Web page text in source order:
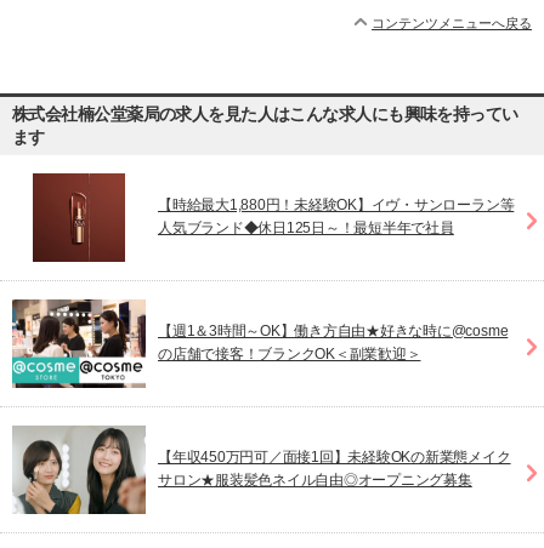
コンテンツメニューへ戻る
株式会社楠公堂薬局の求人を見た人はこんな求人にも興味を持ってい
ます
【時給最大1,880円！未経験OK】イヴ・サンローラン等
人気ブランド◆休日125日～！最短半年で社員
【週1＆3時間～OK】働き方自由★好きな時に@cosme
の店舗で接客！ブランクOK＜副業歓迎＞
【年収450万円可／面接1回】未経験OKの新業態メイク
サロン★服装髪色ネイル自由◎オープニング募集